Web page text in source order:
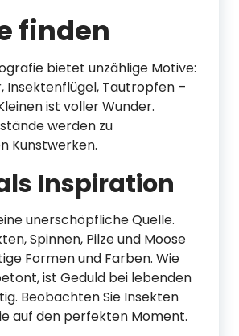
finden
bietet unzählige Motive:
Insektenflügel, Tautropfen –
ist voller Wunder.
werden zu
Kunstwerken.
Inspiration
unerschöpfliche Quelle.
Spinnen, Pilze und Moose
Formen und Farben. Wie
ist Geduld bei lebenden
Beobachten Sie Insekten
auf den perfekten Moment.